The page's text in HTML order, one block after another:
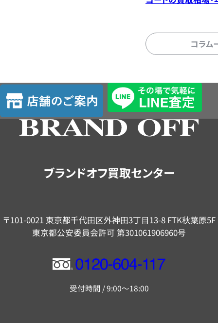
コラム
店
舗
の
ブランドオフ買取センター
〒101-0021 東京都千代田区外神田3丁目13-8 FTK秋葉原5F
東京都公安委員会許可 第301061906960号
フ
ー
受付時間 / 9:00～18:00